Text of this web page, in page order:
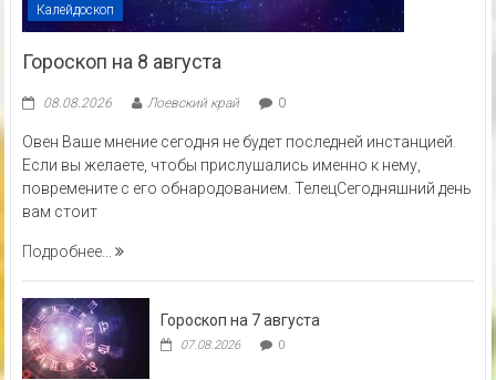
Калейдоскоп
Гороскоп на 8 августа
08.08.2026 Лоевский край 0
Овен Ваше мнение сегодня не будет последней инстанцией.
Если вы желаете, чтобы прислушались именно к нему,
повремените с его обнародованием. ТелецСегодняшний день
вам стоит
Подробнее...
Гороскоп на 7 августа
07.08.2026 0